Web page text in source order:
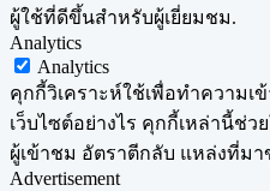
ผู้ใช้ที่ดีขึ้นสำหรับผู้เยี่ยมชม.
Analytics
Analytics
คุกกี้วิเคราะห์ใช้เพื่อทำความเ
เว็บไซต์อย่างไร คุกกี้เหล่านี้ช่
ผู้เข้าชม อัตราตีกลับ แหล่งที่มา
Advertisement